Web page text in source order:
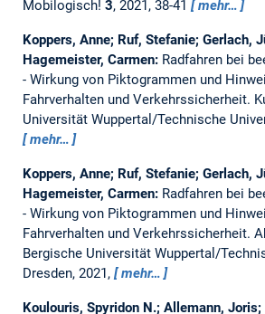
Mobilogisch! 3, 2021, 38-41 mehr…
Koppers, Anne; Ruf, Stefanie; Gerlach,
Hagemeister, Carmen: Radfahren bei
- Wirkung von Piktogrammen und
Fahrverhalten und Verkehrssicherheit.
Universität Wuppertal/Technische
mehr…
Koppers, Anne; Ruf, Stefanie; Gerlach,
Hagemeister, Carmen: Radfahren bei
- Wirkung von Piktogrammen und
Fahrverhalten und Verkehrssicherheit.
Bergische Universität Wuppertal/
Dresden, 2021,
mehr…
Koulouris, Spyridon N.; Allemann,